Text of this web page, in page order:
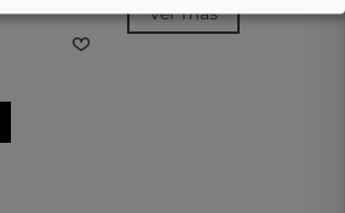
Ver más